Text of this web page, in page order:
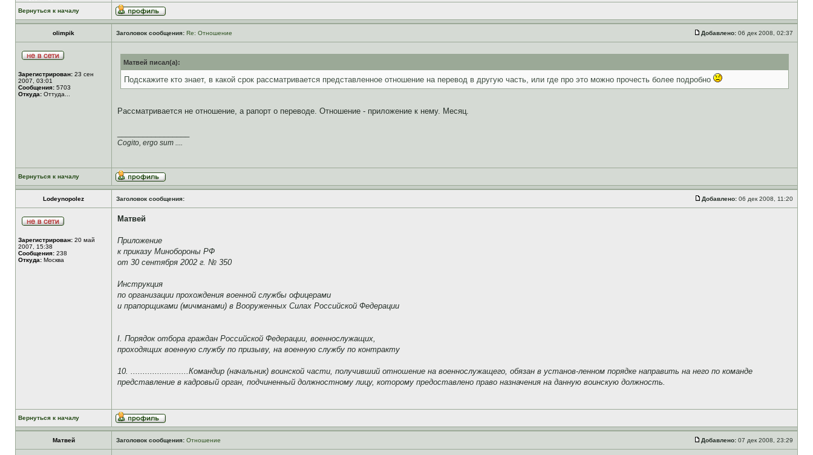
Вернуться к началу
olimpik Заголовок сообщения: Re: Отношение Добавлено: 06 дек 2008, 02:37
Зарегистрирован: 23 сен
2007, 03:01
Сообщения: 5703
Откуда: Оттуда...
Матвей писал(а):
Подскажите кто знает, в какой срок рассматривается представленное отношение на перевод в другую часть, или где про это можно прочесть более подробно
Рассматривается не отношение, а рапорт о переводе. Отношение - приложение к нему. Месяц.
Cogito, ergo sum ....
Вернуться к началу
Lodeynopolez Заголовок сообщения: Добавлено: 06 дек 2008, 11:20
Зарегистрирован: 20 май
2007, 15:38
Сообщения: 238
Откуда: Москва
Матвей
Приложение
к приказу Минобороны РФ
от 30 сентября 2002 г. № 350
Инструкция
по организации прохождения военной службы офицерами
и прапорщиками (мичманами) в Вооруженных Силах Российской Федерации
I. Порядок отбора граждан Российской Федерации, военнослужащих,
проходящих военную службу по призыву, на военную службу по контракту
10. ........................Командир (начальник) воинской части, получивший отношение на военнослужащего, обязан в установ-ленном порядке направить на него по команде
представление в кадровый орган, подчиненный должностному лицу, которому предоставлено право назначения на данную воинскую должность.
Вернуться к началу
Матвей Заголовок сообщения: Отношение Добавлено: 07 дек 2008, 23:29